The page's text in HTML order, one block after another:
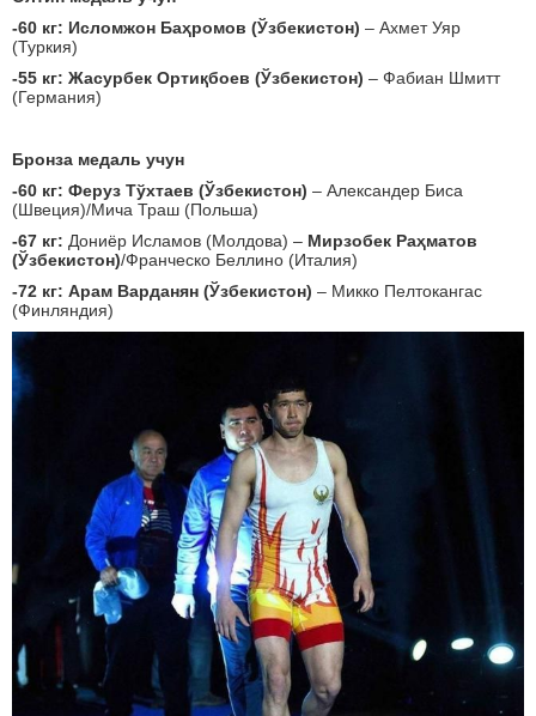
-60 кг: Исломжон Баҳромов (Ўзбекистон) – Ахмет Уяр
(Туркия)
-55 кг: Жасурбек Ортиқбоев (Ўзбекистон) – Фабиан Шмитт
(Германия)
Бронза медаль учун
-60 кг: Феруз Тўхтаев (Ўзбекистон) – Александер Биса
(Швеция)/Мича Траш (Польша)
-67 кг: Дониёр Исламов (Молдова) – Мирзобек Раҳматов
(Ўзбекистон)/Франческо Беллино (Италия)
-72 кг: Арам Варданян (Ўзбекистон) – Микко Пелтокангас
(Финляндия)